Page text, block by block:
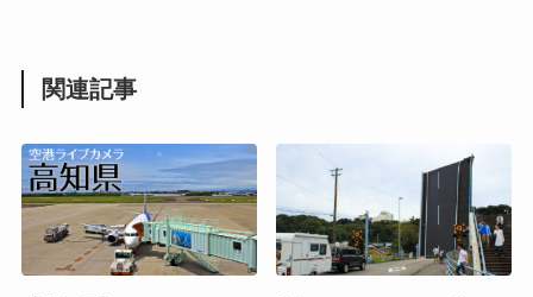
関連記事